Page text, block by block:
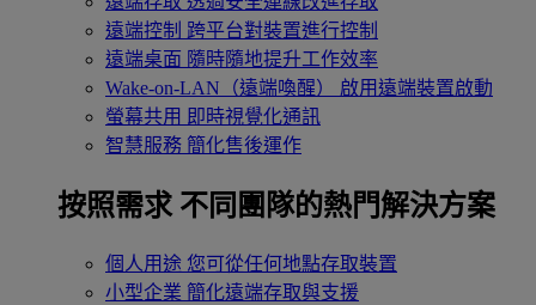
遠端控制 跨平台對裝置進行控制
遠端桌面 隨時隨地提升工作效率
Wake-on-LAN（遠端喚醒）
啟用遠端裝置啟動
螢幕共用 即時視覺化通訊
智慧服務 簡化售後運作
按照需求 不同團隊的熱門解決方案
個人用途 您可從任何地點存取裝置
小型企業 簡化遠端存取與支援